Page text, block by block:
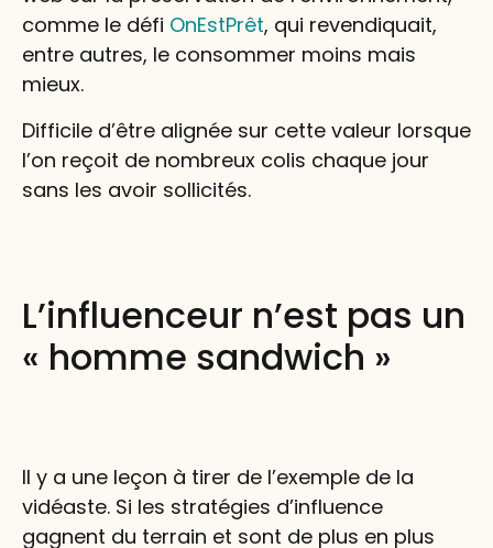
comme le défi OnEstPrêt, qui revendiquait,
entre autres, le consommer moins mais
mieux.
Difficile d’être alignée sur cette valeur lorsque
l’on reçoit de nombreux colis chaque jour
sans les avoir sollicités.
L’influenceur n’est pas un
« homme sandwich »
Il y a une leçon à tirer de l’exemple de la
vidéaste. Si les stratégies d’influence
gagnent du terrain et sont de plus en plus